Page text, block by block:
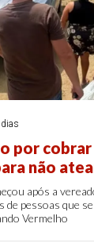
por
não
após a
de pessoas que
Vermelho